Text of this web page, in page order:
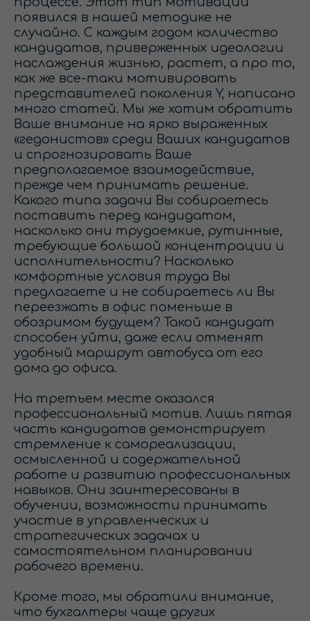
появился в нашей методике не
случайно. С каждым годом количество
кандидатов, приверженных идеологии
наслаждения жизнью, растет, а про то,
как же все-таки мотивировать
представителей поколения Y, написано
много статей. Мы же хотим обратить
Ваше внимание на ярко выраженных
«гедонистов» среди Ваших кандидатов
и спрогнозировать Ваше
предполагаемое взаимодействие,
прежде чем принимать решение.
Какого типа задачи Вы собираетесь
поставить перед кандидатом,
насколько они трудоемкие, рутинные,
требующие большой концентрации и
исполнительности? Насколько
комфортные условия труда Вы
предлагаете и не собираетесь ли Вы
переезжать в офис поменьше в
обозримом будущем? Такой кандидат
способен уйти, даже если отменят
удобный маршрут автобуса от его
дома до офиса.
На третьем месте оказался
профессиональный мотив. Лишь пятая
часть кандидатов демонстрирует
стремление к самореализации,
осмысленной и содержательной
работе и развитию профессиональных
навыков. Они заинтересованы в
обучении, возможности принимать
участие в управленческих и
стратегических задачах и
самостоятельном планировании
рабочего времени.
Кроме того, мы обратили внимание,
что бухгалтеры чаще других